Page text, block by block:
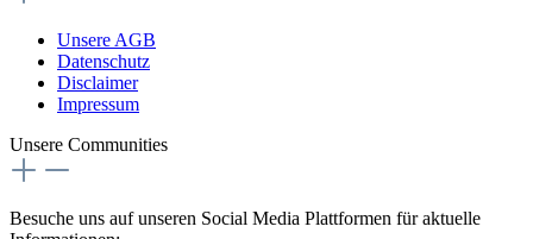
Unsere AGB
Datenschutz
Disclaimer
Impressum
Unsere Communities
Besuche uns auf unseren Social Media Plattformen für aktuelle